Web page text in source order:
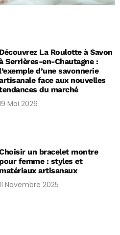
Découvrez La Roulotte à Savon
Serrières-en-Chautagne :
l’exemple d’une savonnerie
face aux nouvelles
du marché
Mai 2026
un bracelet montre
pour femme : styles et
matériaux artisanaux
Novembre 2025